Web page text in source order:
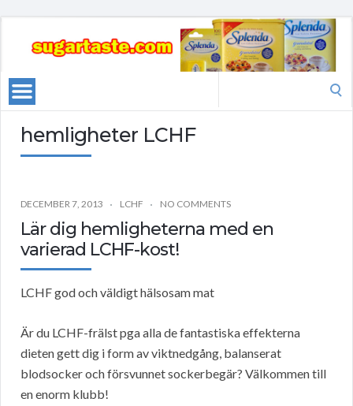
hemligheter LCHF
DECEMBER 7, 2013 LCHF NO COMMENTS
Lär dig hemligheterna med en
varierad LCHF-kost!
LCHF god och väldigt hälsosam mat
Är du LCHF-frälst pga alla de fantastiska effekterna
dieten gett dig i form av viktnedgång, balanserat
blodsocker och försvunnet sockerbegär? Välkommen till
en enorm klubb!